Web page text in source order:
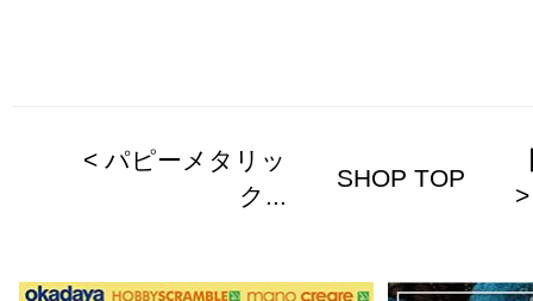
< パピーメタリッ
ク...
SHOP TOP
>